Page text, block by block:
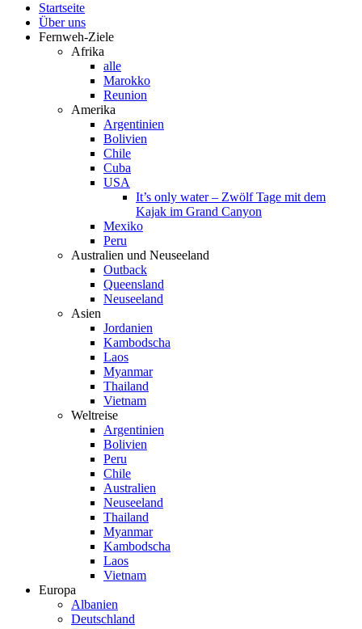
Startseite
Über uns
Fernweh-Ziele
Afrika
alle
Marokko
Reunion
Amerika
Argentinien
Bolivien
Chile
Cuba
USA
It’s only water – Zwölf Tage mit dem
Kajak im Grand Canyon
Mexiko
Peru
Australien und Neuseeland
Outback
Queensland
Neuseeland
Asien
Jordanien
Kambodscha
Laos
Myanmar
Thailand
Vietnam
Weltreise
Argentinien
Bolivien
Peru
Chile
Australien
Neuseeland
Thailand
Myanmar
Kambodscha
Laos
Vietnam
Europa
Albanien
Deutschland